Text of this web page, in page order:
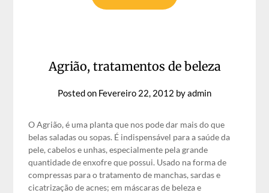
Agrião, tratamentos de beleza
Posted on Fevereiro 22, 2012 byadmin
O Agrião, é uma planta que nos pode dar mais do que
belas saladas ou sopas. É indispensável para a saúde da
pele, cabelos e unhas, especialmente pela grande
quantidade de enxofre que possui. Usado na forma de
compressas para o tratamento de manchas, sardas e
cicatrização de acnes; em máscaras de beleza e